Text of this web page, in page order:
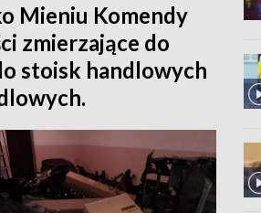
Mieniu Komendy
zmierzające do
stoisk handlowych